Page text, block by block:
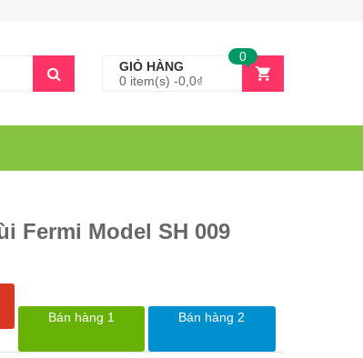
GIỎ HÀNG
0 item(s) -0,0₫
0
Fermi Model SH 009
Bán hàng 1 Bán hàng 2